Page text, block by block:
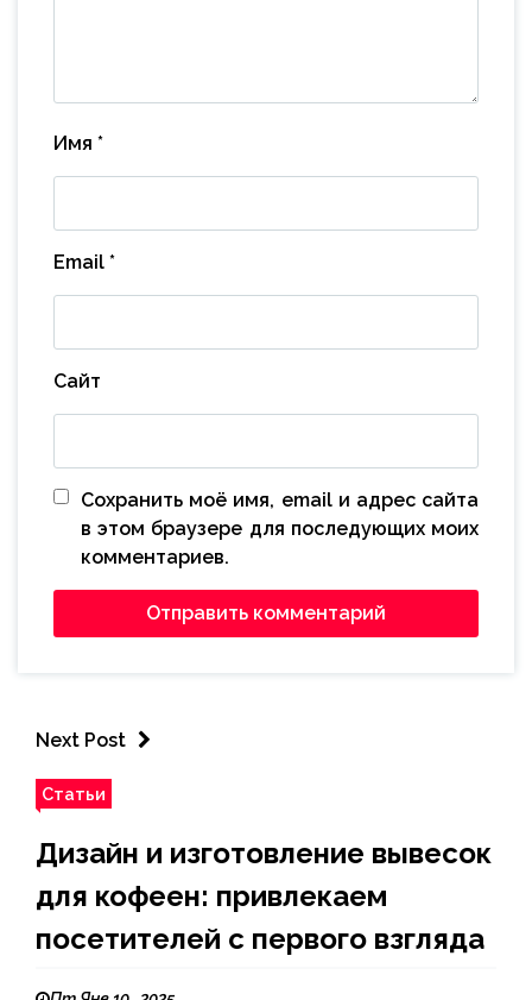
Имя *
Email *
Сайт
Сохранить моё имя, email и адрес сайта
в этом браузере для последующих моих
комментариев.
Next Post
Статьи
Дизайн и изготовление вывесок
для кофеен: привлекаем
посетителей с первого взгляда